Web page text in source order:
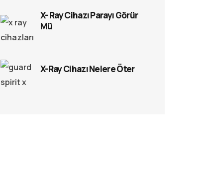
X- Ray Cihazı Parayı Görür
Mü
X-Ray Cihazı Nelere Öter